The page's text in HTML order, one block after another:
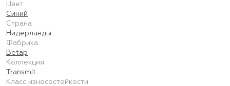
Цвет
Синий
Страна
Нидерланды
Фабрика
Betap
Коллекция
Transmit
Класс износостойкости